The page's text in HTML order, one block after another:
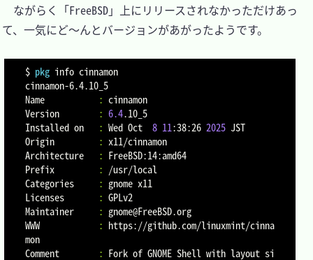
ながらく「FreeBSD」上にリリースされなかっただけあっ
て、一気にど～んとバージョンがあがったようです。
$ pkg info cinnamon
cinnamon-6.4.10_5
Name : cinnamon
Version : 6.4.10_5
Installed on : Wed Oct 8 11:38:26 2025 JST
Origin : x11/cinnamon
Architecture : FreeBSD:14:amd64
Prefix : /usr/local
Categories : gnome x11
Licenses : GPLv2
Maintainer : gnome@FreeBSD.org
WWW : https://github.com/linuxmint/cinna
mon
Comment : Fork of GNOME Shell with layout si